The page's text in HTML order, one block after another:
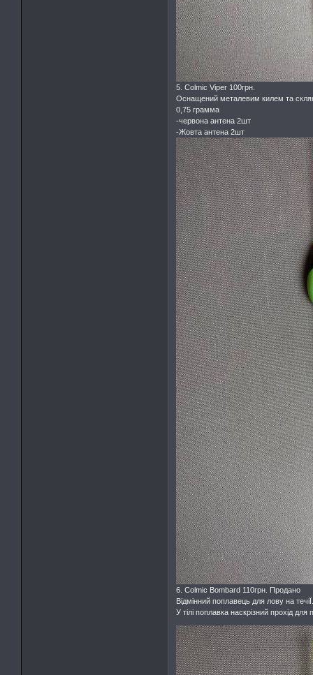
5. Colmic Viper 100грн.
Оснащений металевим килем та
0,75 грамма
-червона антена 2шт
-Жовта антена 2шт
6. Colmic Bombard 110грн. Продано
Відмінний поплавець для лову на
У тілі поплавка наскрізний прохід